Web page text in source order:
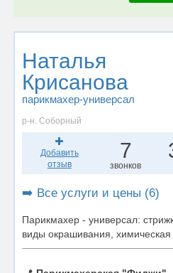
Наталья
Крисанова
парикмахер-универсал
р-н. Соборный
Добавить
отзыв
7
звонков
➡️ Все услуги и цены (6)
Парикмахер - универсал:
виды окрашивания, химическая